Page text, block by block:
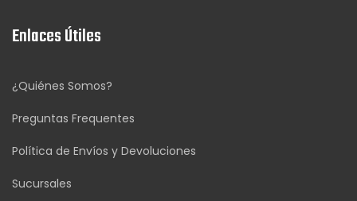
Enlaces Útiles
¿Quiénes Somos?
Preguntas Frequentes
Política de Envíos y Devoluciones
Sucursales